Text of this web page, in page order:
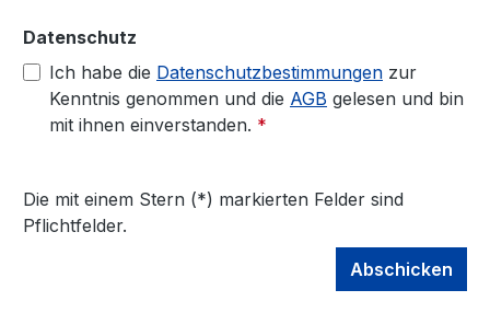
Datenschutz
Ich habe die Datenschutzbestimmungen zur
Kenntnis genommen und die AGB gelesen und bin
mit ihnen einverstanden. *
Die mit einem Stern (*) markierten Felder sind
Pflichtfelder.
Abschicken